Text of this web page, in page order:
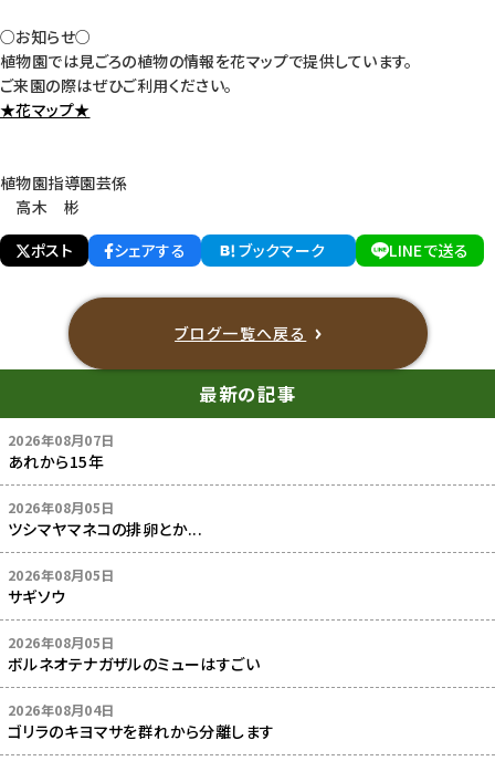
○お知らせ○
植物園では見ごろの植物の情報を花マップで提供しています。
ご来園の際はぜひご利用ください。
★花マップ★
植物園指導園芸係
高木 彬
ポスト
シェアする ブックマーク LINEで送る
ブログ一覧へ戻る
最新の記事
2026年08月07日
あれから15年
2026年08月05日
ツシマヤマネコの排卵とか...
2026年08月05日
サギソウ
2026年08月05日
ボルネオテナガザルのミューはすごい
2026年08月04日
ゴリラのキヨマサを群れから分離します